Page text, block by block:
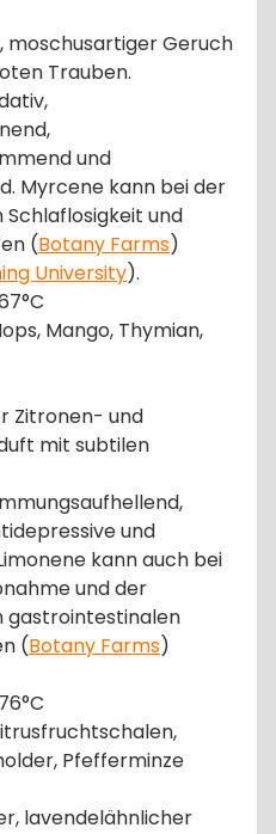
moschusartiger Geruch
Trauben.
und
Myrcene kann bei der
Schlaflosigkeit und
(Botany Farms)​​
University)​.
Mango, Thymian,
Zitronen- und
mit subtilen
und
kann auch bei
und der
gastrointestinalen
(Botany Farms)​​
Pfefferminze
lavendelähnlicher